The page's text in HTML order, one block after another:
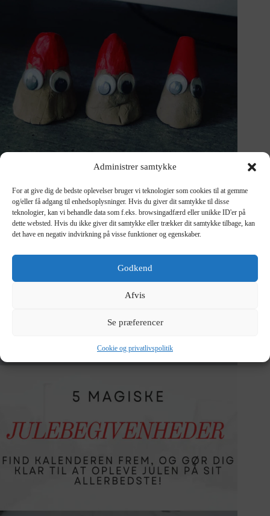
Administrer samtykke
For at give dig de bedste oplevelser bruger vi teknologier som cookies til at gemme
og/eller få adgang til enhedsoplysninger. Hvis du giver dit samtykke til disse
teknologier, kan vi behandle data som f.eks. browsingadfærd eller unikke ID'er på
dette websted. Hvis du ikke giver dit samtykke eller trækker dit samtykke tilbage, kan
det have en negativ indvirkning på visse funktioner og egenskaber.
Godkend
Afvis
Se præferencer
Cookie og privatlivspolitik
Top 5,Højtider
Skab Magi i Dit Hjem med 8 Kreative Juleidéer
Julen er lige rundt om hjørnet, og hvad er bedre end at sprede
juleudsmykning behøver ikke at være den sædvanlige